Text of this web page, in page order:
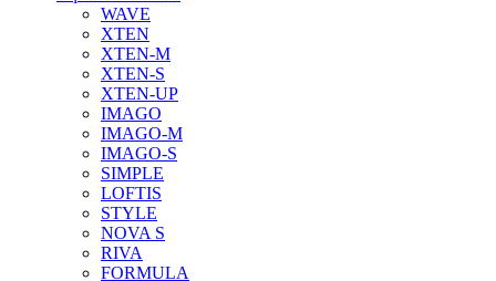
WAVE
XTEN
XTEN-M
XTEN-S
XTEN-UP
IMAGO
IMAGO-M
IMAGO-S
SIMPLE
LOFTIS
STYLE
NOVA S
RIVA
FORMULA